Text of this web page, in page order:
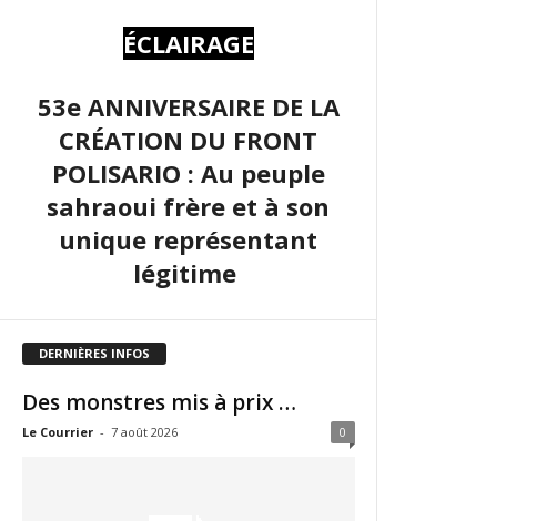
ÉCLAIRAGE
53e ANNIVERSAIRE DE LA
CRÉATION DU FRONT
POLISARIO : Au peuple
sahraoui frère et à son
unique représentant
légitime
DERNIÈRES INFOS
Des monstres mis à prix …
Le Courrier - 7 août 2026 0